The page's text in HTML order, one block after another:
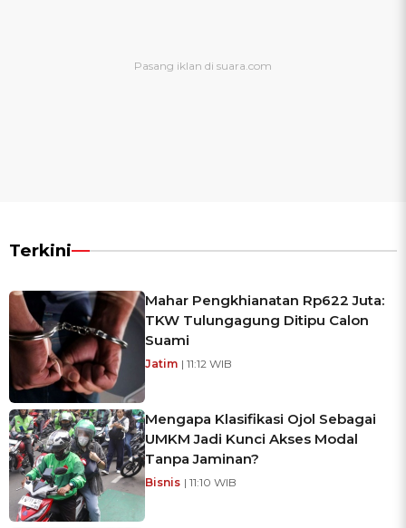
Terkini
Mahar Pengkhianatan Rp622 Juta:
TKW Tulungagung Ditipu Calon
Suami
Jatim | 11:12 WIB
Mengapa Klasifikasi Ojol Sebagai
UMKM Jadi Kunci Akses Modal
Tanpa Jaminan?
Bisnis | 11:10 WIB